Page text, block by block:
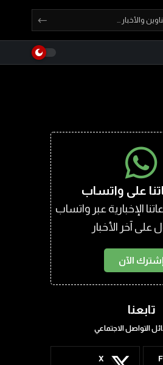
على واتساب
الإخبارية عبر واتساب
على آخر الأخبار
إشترك الآن
تابعنا
التواصل الاجتماعي
X